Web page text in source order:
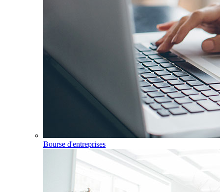
Bourse d'entreprises